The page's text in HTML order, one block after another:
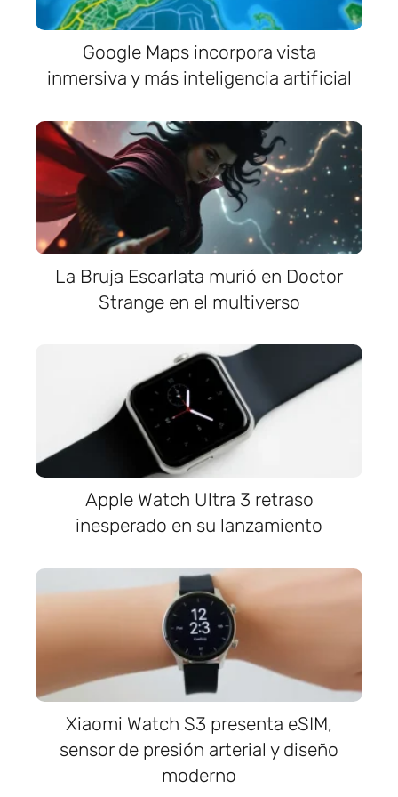
Google Maps incorpora vista
inmersiva y más inteligencia artificial
La Bruja Escarlata murió en Doctor
Strange en el multiverso
Apple Watch Ultra 3 retraso
inesperado en su lanzamiento
Xiaomi Watch S3 presenta eSIM,
sensor de presión arterial y diseño
moderno